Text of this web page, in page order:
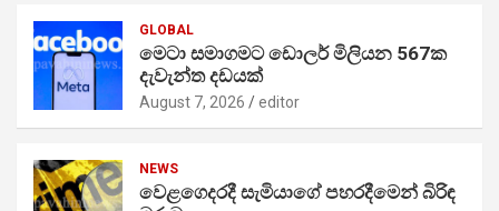
GLOBAL
මෙටා සමාගමට ඩොලර් මිලියන 567ක
දැවැන්ත දඩයක්
August 7, 2026 editor
NEWS
වෙළගෙදරදී සැමියාගේ පහරදීමෙන් බිරිඳ